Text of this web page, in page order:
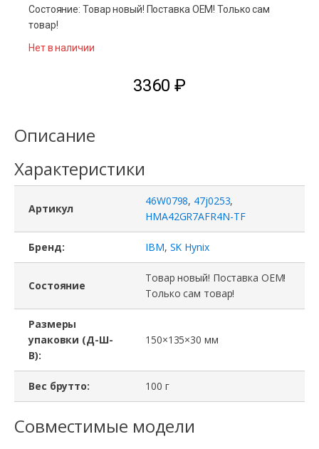
Состояние: Товар новый! Поставка ОЕМ! Только сам
товар!
Нет в наличии
3360 ₽
Описание
Характеристики
Артикул
46W0798, 47j0253,
HMA42GR7AFR4N-TF
Бренд: IBM, SK Hynix
Состояние
Товар новый! Поставка ОЕМ!
Только сам товар!
Размеры
упаковки (Д-Ш-
В):
150×135×30 мм
Вес брутто: 100 г
Совместимые модели